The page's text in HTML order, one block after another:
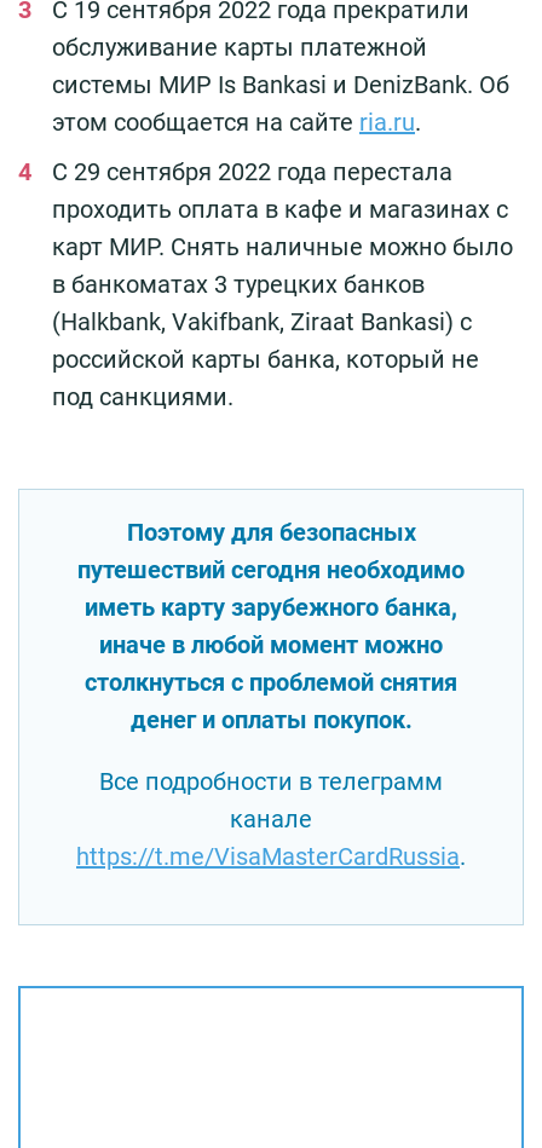
С 19 сентября 2022 года прекратили
обслуживание карты платежной
системы МИР Is Bankasi и DenizBank. Об
этом сообщается на сайте ria.ru.
С 29 сентября 2022 года перестала
проходить оплата в кафе и магазинах с
карт МИР. Снять наличные можно было
в банкоматах 3 турецких банков
(Halkbank, Vakifbank, Ziraat Bankasi) с
российской карты банка, который не
под санкциями.
Поэтому для безопасных
путешествий сегодня необходимо
иметь карту зарубежного банка,
иначе в любой момент можно
столкнуться с проблемой снятия
денег и оплаты покупок.
Все подробности в телеграмм
канале
https://t.me/VisaMasterCardRussia.